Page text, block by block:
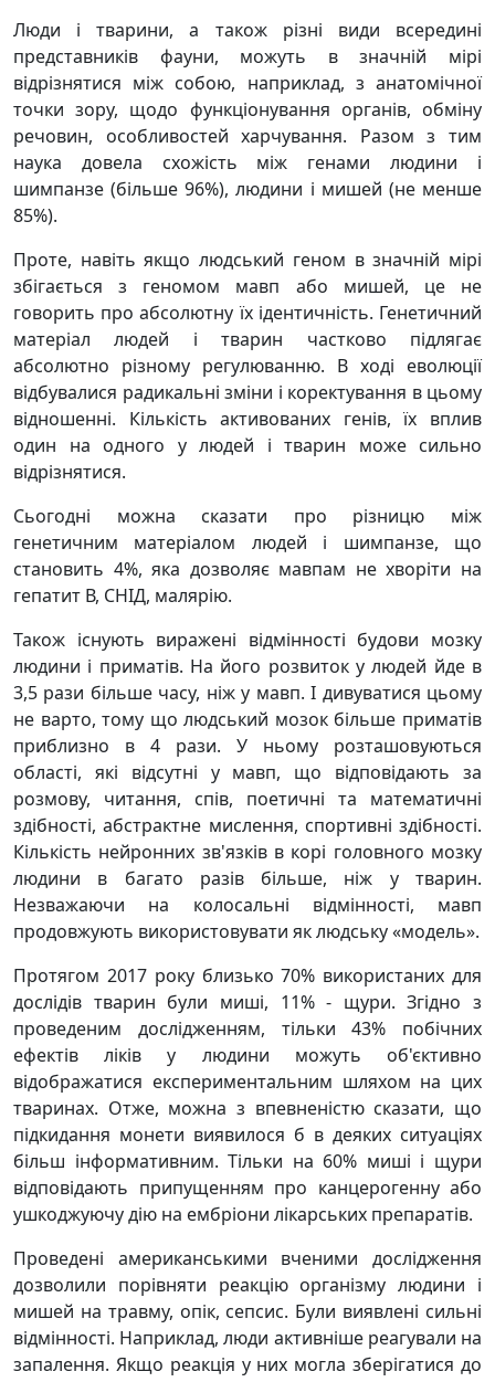
Люди і тварини, а також різні види всередині
представників фауни, можуть в значній мірі
відрізнятися між собою, наприклад, з анатомічної
точки зору, щодо функціонування органів, обміну
речовин, особливостей харчування. Разом з тим
наука довела схожість між генами людини і
шимпанзе (більше 96%), людини і мишей (не менше
85%).
Проте, навіть якщо людський геном в значній мірі
збігається з геномом мавп або мишей, це не
говорить про абсолютну їх ідентичність. Генетичний
матеріал людей і тварин частково підлягає
абсолютно різному регулюванню. В ході еволюції
відбувалися радикальні зміни і коректування в цьому
відношенні. Кількість активованих генів, їх вплив
один на одного у людей і тварин може сильно
відрізнятися.
Сьогодні можна сказати про різницю між
генетичним матеріалом людей і шимпанзе, що
становить 4%, яка дозволяє мавпам не хворіти на
гепатит В, СНІД, малярію.
Також існують виражені відмінності будови мозку
людини і приматів. На його розвиток у людей йде в
3,5 рази більше часу, ніж у мавп. І дивуватися цьому
не варто, тому що людський мозок більше приматів
приблизно в 4 рази. У ньому розташовуються
області, які відсутні у мавп, що відповідають за
розмову, читання, спів, поетичні та математичні
здібності, абстрактне мислення, спортивні здібності.
Кількість нейронних зв'язків в корі головного мозку
людини в багато разів більше, ніж у тварин.
Незважаючи на колосальні відмінності, мавп
продовжують використовувати як людську «модель».
Протягом 2017 року близько 70% використаних для
дослідів тварин були миші, 11% - щури. Згідно з
проведеним дослідженням, тільки 43% побічних
ефектів ліків у людини можуть об'єктивно
відображатися експериментальним шляхом на цих
тваринах. Отже, можна з впевненістю сказати, що
підкидання монети виявилося б в деяких ситуаціях
більш інформативним. Тільки на 60% миші і щури
відповідають припущенням про канцерогенну або
ушкоджуючу дію на ембріони лікарських препаратів.
Проведені американськими вченими дослідження
дозволили порівняти реакцію організму людини і
мишей на травму, опік, сепсис. Були виявлені сильні
відмінності. Наприклад, люди активніше реагували на
запалення. Якщо реакція у них могла зберігатися до